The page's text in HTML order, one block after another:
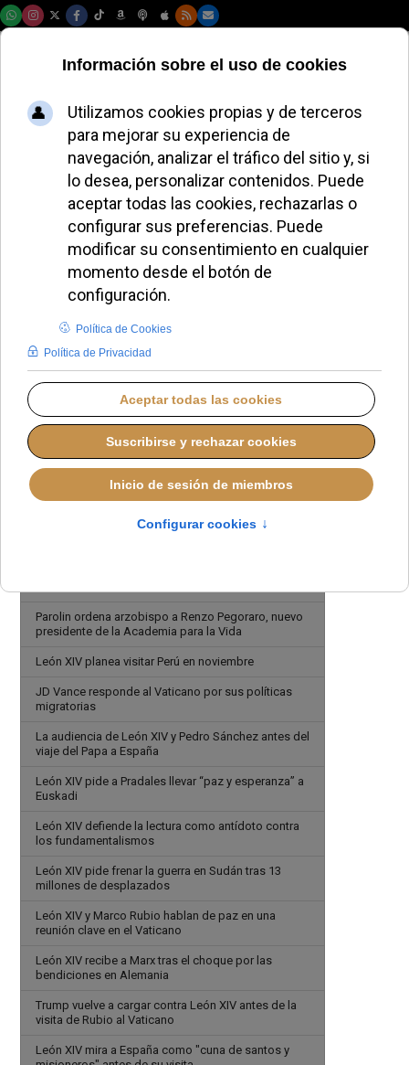
Pietro Parolin
Introduzca parte del título
Filtrar Limpiar
Cantidad a
Sheinbaum invita al Papa León XIV a visitar México
El Papa advierte a la juventud contra la felicidad
como abad del Valle
El ataque al secreto de confesión en Chequia
El cardenal Pietro Parolin presidirá misa en la
Catedral Metropolitana de Guatemala
León XIV: ante la guerra, implorar misericordia en
lugar de acusarnos unos a otros
El Papa León XIV se reúne con el presidente de
Parolin ordena arzobispo a Renzo Pegoraro, nuevo
presidente de la Academia para la Vida
León XIV planea visitar Perú en noviembre
JD Vance responde al Vaticano por sus políticas
migratorias
La audiencia de León XIV y Pedro Sánchez antes del
viaje del Papa a España
León XIV pide a Pradales llevar “paz y esperanza” a
Euskadi
León XIV defiende la lectura como antídoto contra
los fundamentalismos
León XIV pide frenar la guerra en Sudán tras 13
millones de desplazados
León XIV y Marco Rubio hablan de paz en una
reunión clave en el Vaticano
León XIV recibe a Marx tras el choque por las
bendiciones en Alemania
Trump vuelve a cargar contra León XIV antes de la
visita de Rubio al Vaticano
León XIV mira a España como "cuna de santos y